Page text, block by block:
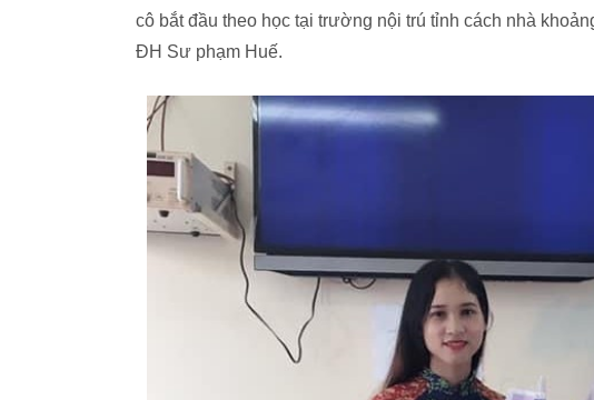
cô bắt đầu theo học tại trường nội trú tỉnh cách nhà
ĐH Sư phạm Huế.